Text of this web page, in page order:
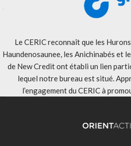
Le CERIC reconnaît que les
Haundenosaunee, les Anichinabés et
de New Credit ont établi un lien
lequel notre bureau est situé.
l’engagement du CERIC à